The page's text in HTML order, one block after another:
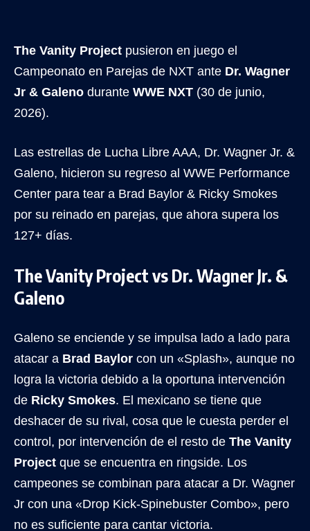
The Vanity Project pusieron en juego el
Campeonato en Parejas de NXT ante Dr. Wagner
Jr & Galeno durante WWE NXT (30 de junio,
2026).
Las estrellas de Lucha Libre AAA, Dr. Wagner Jr. &
Galeno, hicieron su regreso al WWE Performance
Center para tear a Brad Baylor & Ricky Smokes
por su reinado en parejas, que ahora supera los
127+ días.
The Vanity Project vs Dr. Wagner Jr. &
Galeno
Galeno se enciende y se impulsa lado a lado para
atacar a Brad Baylor con un «Splash», aunque no
logra la victoria debido a la oportuna intervención
de Ricky Smokes. El mexicano se tiene que
deshacer de su rival, cosa que le cuesta perder el
control, por intervención de el resto de The Vanity
Project que se encuentra en ringside. Los
campeones se combinan para atacar a Dr. Wagner
Jr con una «Drop Kick-Spinebuster Combo», pero
no es suficiente para cantar victoria.